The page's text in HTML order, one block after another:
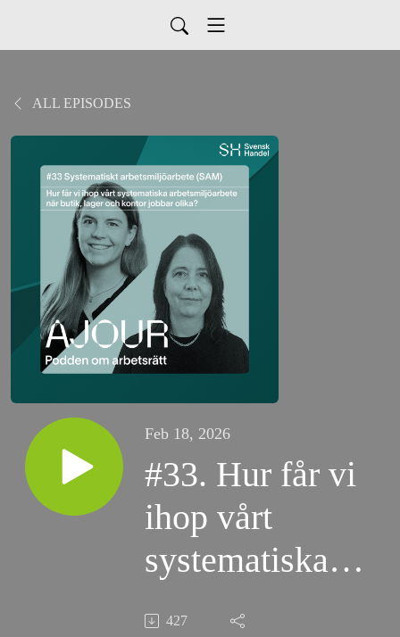
ALL EPISODES
Feb 18, 2026
#33. Hur får vi
ihop vårt
systematiska
arbetsmiljöarbete
427